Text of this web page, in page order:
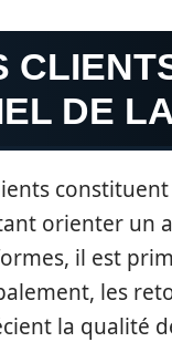
DE
orienter un
il est
les
la qualité